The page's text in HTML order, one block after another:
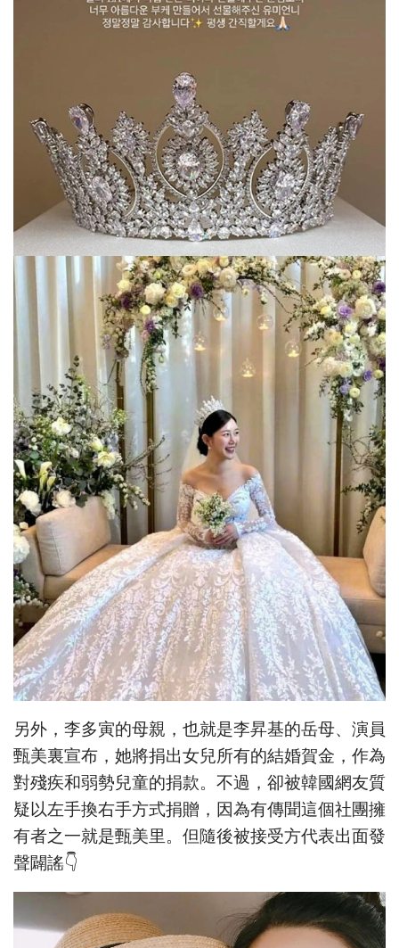
另外，李多寅的母親，也就是李昇基的岳母、演員
甄美裏宣布，她將捐出女兒所有的結婚賀金，作為
對殘疾和弱勢兒童的捐款。不過，卻被韓國網友質
疑以左手換右手方式捐贈，因為有傳聞這個社團擁
有者之一就是甄美里。但隨後被接受方代表出面發
聲闢謠👇